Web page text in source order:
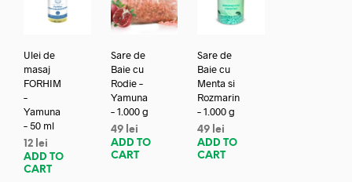
Ulei de
masaj
FORHIM
–
Yamuna
– 50 ml
12 lei
ADD TO
CART
Sare de
Baie cu
Rodie –
Yamuna
– 1.000 g
49 lei
ADD TO
CART
Sare de
Baie cu
Menta si
Rozmarin
– 1.000 g
49 lei
ADD TO
CART